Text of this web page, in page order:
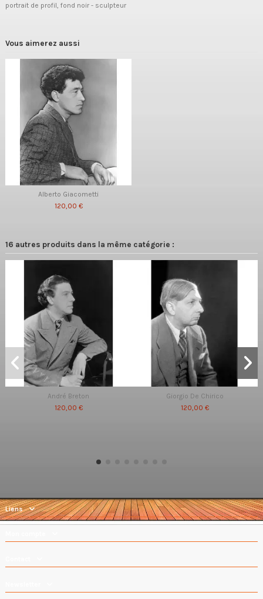
portrait de profil, fond noir - sculpteur
Vous aimerez aussi
Alberto Giacometti
120,00 €
16 autres produits dans la même catégorie :
André Breton
120,00 €
Giorgio De Chirico
120,00 €
Liens